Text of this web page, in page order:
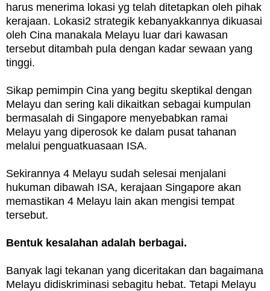
harus menerima lokasi yg telah ditetapkan oleh pihak
kerajaan. Lokasi2 strategik kebanyakkannya dikuasai
oleh Cina manakala Melayu luar dari kawasan
tersebut ditambah pula dengan kadar sewaan yang
tinggi.
Sikap pemimpin Cina yang begitu skeptikal dengan
Melayu dan sering kali dikaitkan sebagai kumpulan
bermasalah di Singapore menyebabkan ramai
Melayu yang diperosok ke dalam pusat tahanan
melalui penguatkuasaan ISA.
Sekirannya 4 Melayu sudah selesai menjalani
hukuman dibawah ISA, kerajaan Singapore akan
memastikan 4 Melayu lain akan mengisi tempat
tersebut.
Bentuk kesalahan adalah berbagai.
Banyak lagi tekanan yang diceritakan dan bagaimana
Melayu didiskriminasi sebagitu hebat. Tetapi Melayu